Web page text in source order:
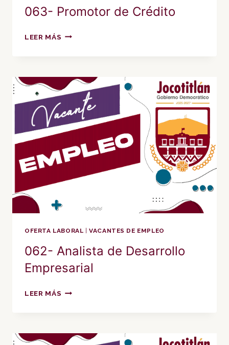
063- Promotor de Crédito
LEER MÁS 063-
OFERTA LABORAL |VACANTES DE EMPLEO
062- Analista de Desarrollo
Empresarial
LEER MÁS 062-
EMPRESARIAL